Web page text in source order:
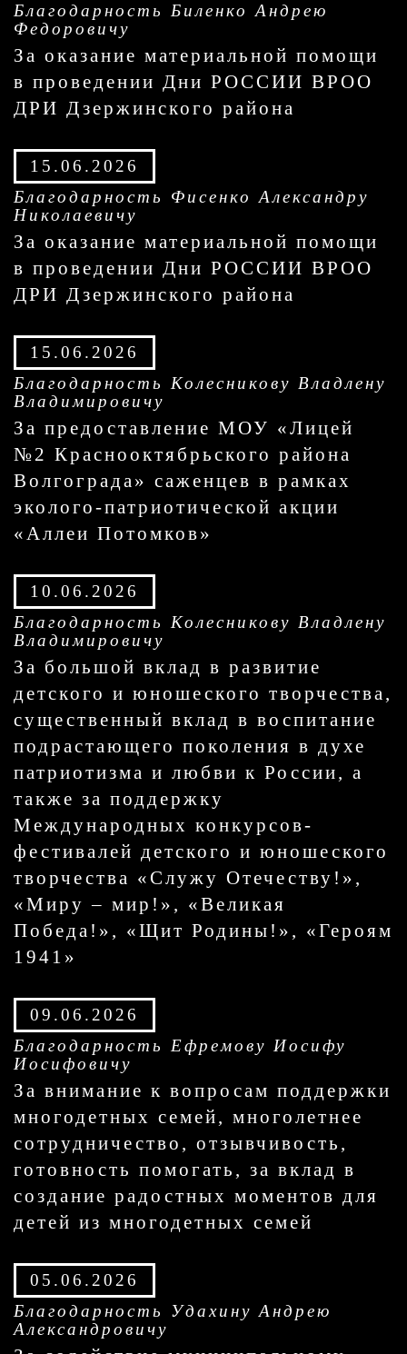
Благодарность Биленко Андрею
Федоровичу
За оказание материальной помощи
в проведении Дни РОССИИ ВРОО
ДРИ Дзержинского района
15.06.2026
Благодарность Фисенко Александру
Николаевичу
За оказание материальной помощи
в проведении Дни РОССИИ ВРОО
ДРИ Дзержинского района
15.06.2026
Благодарность Колесникову Владлену
Владимировичу
За предоставление МОУ «Лицей
№2 Краснооктябрьского района
Волгограда» саженцев в рамках
эколого-патриотической акции
«Аллеи Потомков»
10.06.2026
Благодарность Колесникову Владлену
Владимировичу
За большой вклад в развитие
детского и юношеского творчества,
существенный вклад в воспитание
подрастающего поколения в духе
патриотизма и любви к России, а
также за поддержку
Международных конкурсов-
фестивалей детского и юношеского
творчества «Служу Отечеству!»,
«Миру – мир!», «Великая
Победа!», «Щит Родины!», «Героям
1941»
09.06.2026
Благодарность Ефремову Иосифу
Иосифовичу
За внимание к вопросам поддержки
многодетных семей, многолетнее
сотрудничество, отзывчивость,
готовность помогать, за вклад в
создание радостных моментов для
детей из многодетных семей
05.06.2026
Благодарность Удахину Андрею
Александровичу